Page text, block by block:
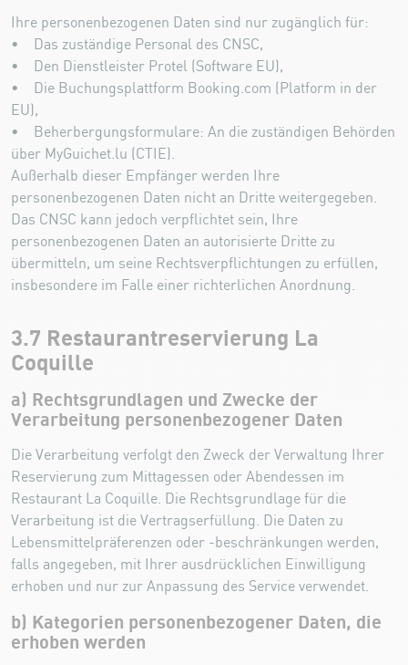
Ihre personenbezogenen Daten sind nur zugänglich für:
• Das zuständige Personal des CNSC,
• Den Dienstleister Protel (Software EU),
• Die Buchungsplattform Booking.com (Platform in der
EU),
• Beherbergungsformulare: An die zuständigen Behörden
über MyGuichet.lu (CTIE).
Außerhalb dieser Empfänger werden Ihre
personenbezogenen Daten nicht an Dritte weitergegeben.
Das CNSC kann jedoch verpflichtet sein, Ihre
personenbezogenen Daten an autorisierte Dritte zu
übermitteln, um seine Rechtsverpflichtungen zu erfüllen,
insbesondere im Falle einer richterlichen Anordnung.
3.7 Restaurantreservierung La
Coquille
a) Rechtsgrundlagen und Zwecke der
Verarbeitung personenbezogener Daten
Die Verarbeitung verfolgt den Zweck der Verwaltung Ihrer
Reservierung zum Mittagessen oder Abendessen im
Restaurant La Coquille. Die Rechtsgrundlage für die
Verarbeitung ist die Vertragserfüllung. Die Daten zu
Lebensmittelpräferenzen oder -beschränkungen werden,
falls angegeben, mit Ihrer ausdrücklichen Einwilligung
erhoben und nur zur Anpassung des Service verwendet.
b) Kategorien personenbezogener Daten, die
erhoben werden